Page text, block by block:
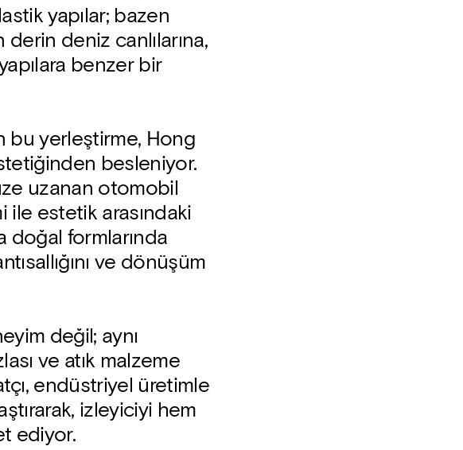
yapılar; bazen
deniz canlılarına,
benzer bir
bu yerleştirme, Hong
besleniyor.
uzanan otomobil
ile estetik arasındaki
doğal formlarında
ve dönüşüm
değil; aynı
ve atık malzeme
endüstriyel üretimle
izleyiciyi hem
ediyor.